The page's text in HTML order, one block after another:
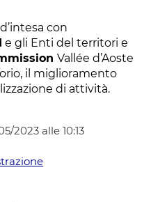
con
e gli Enti del territori e
Vallée d’Aoste
il miglioramento
di attività.
2023 alle 10:13